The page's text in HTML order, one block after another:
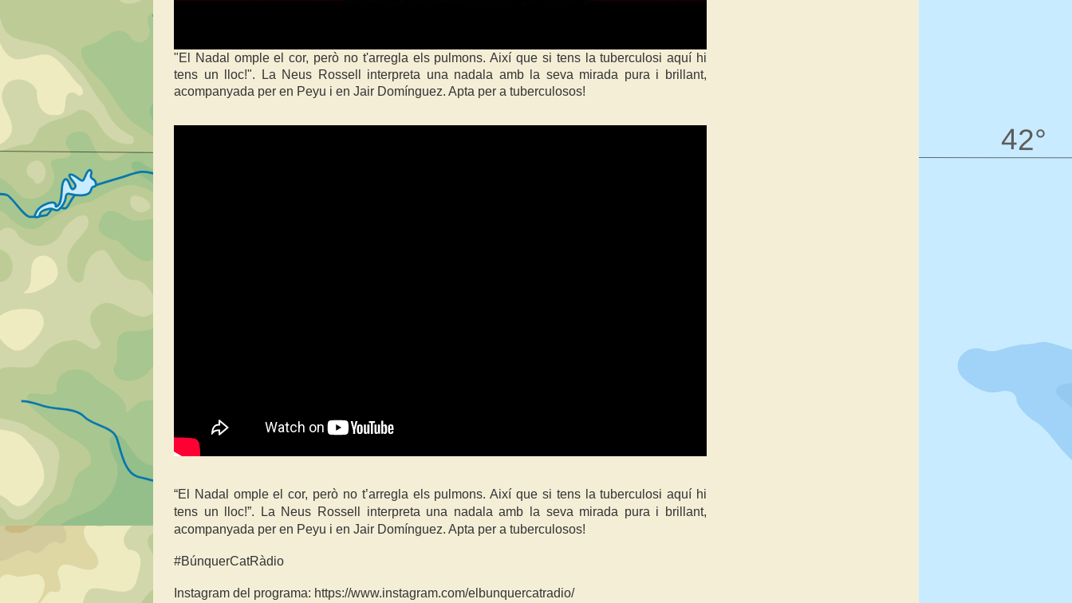
"El Nadal omple el cor, però no t'arregla els pulmons. Així que si tens la tuberculosi aquí hi
tens un lloc!". La Neus Rossell interpreta una nadala amb la seva mirada pura i brillant,
acompanyada per en Peyu i en Jair Domínguez. Apta per a tuberculosos!
“El Nadal omple el cor, però no t’arregla els pulmons. Així que si tens la tuberculosi aquí hi
tens un lloc!”. La Neus Rossell interpreta una nadala amb la seva mirada pura i brillant,
acompanyada per en Peyu i en Jair Domínguez. Apta per a tuberculosos!
#BúnquerCatRàdio
Instagram del programa: https://www.instagram.com/elbunquercatradio/